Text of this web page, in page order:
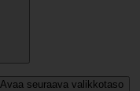
Avaa seuraava valikkotaso